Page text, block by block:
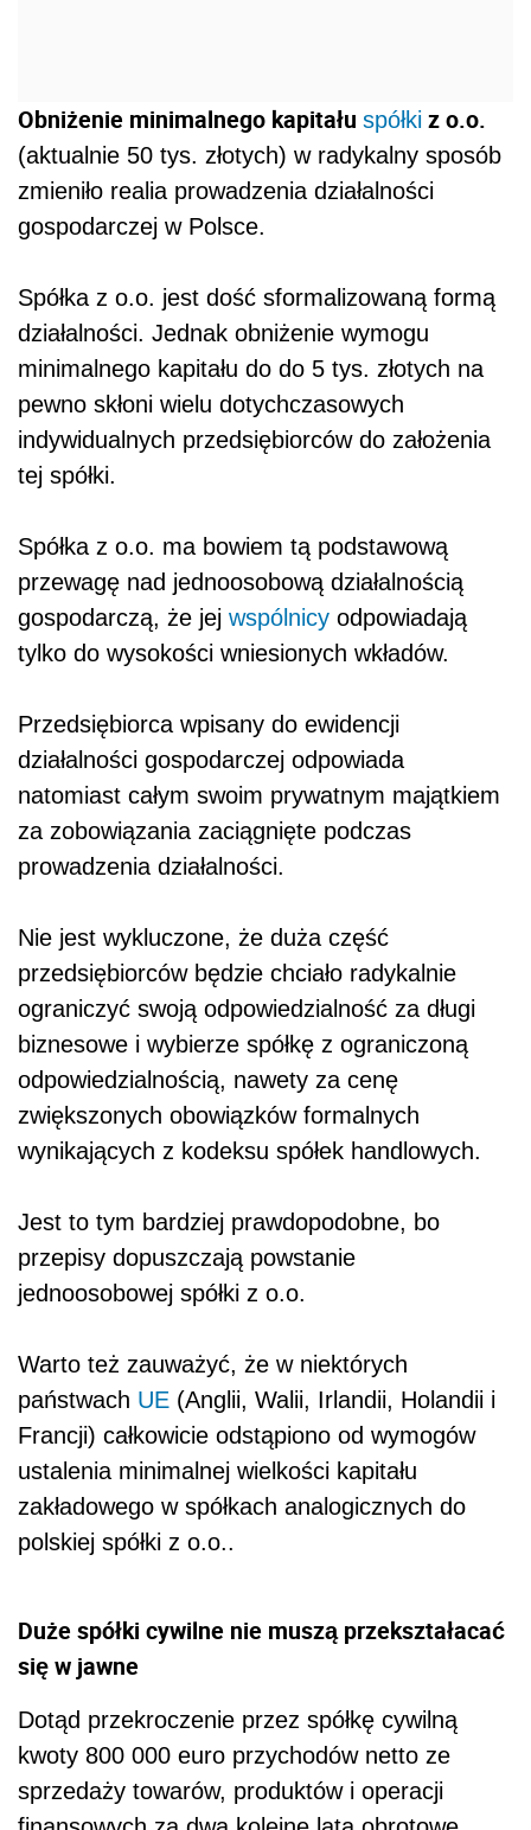
Obniżenie minimalnego kapitału spółki z o.o.
(aktualnie 50 tys. złotych) w radykalny sposób
zmieniło realia prowadzenia działalności
gospodarczej w Polsce.
Spółka z o.o. jest dość sformalizowaną formą
działalności. Jednak obniżenie wymogu
minimalnego kapitału do do 5 tys. złotych na
pewno skłoni wielu dotychczasowych
indywidualnych przedsiębiorców do założenia
tej spółki.
Spółka z o.o. ma bowiem tą podstawową
przewagę nad jednoosobową działalnością
gospodarczą, że jej wspólnicy odpowiadają
tylko do wysokości wniesionych wkładów.
Przedsiębiorca wpisany do ewidencji
działalności gospodarczej odpowiada
natomiast całym swoim prywatnym majątkiem
za zobowiązania zaciągnięte podczas
prowadzenia działalności.
Nie jest wykluczone, że duża część
przedsiębiorców będzie chciało radykalnie
ograniczyć swoją odpowiedzialność za długi
biznesowe i wybierze spółkę z ograniczoną
odpowiedzialnością, nawety za cenę
zwiększonych obowiązków formalnych
wynikających z kodeksu spółek handlowych.
Jest to tym bardziej prawdopodobne, bo
przepisy dopuszczają powstanie
jednoosobowej spółki z o.o.
Warto też zauważyć, że w niektórych
państwach UE (Anglii, Walii, Irlandii, Holandii i
Francji) całkowicie odstąpiono od wymogów
ustalenia minimalnej wielkości kapitału
zakładowego w spółkach analogicznych do
polskiej spółki z o.o..
Duże spółki cywilne nie muszą przekształacać
się w jawne
Dotąd przekroczenie przez spółkę cywilną
kwoty 800 000 euro przychodów netto ze
sprzedaży towarów, produktów i operacji